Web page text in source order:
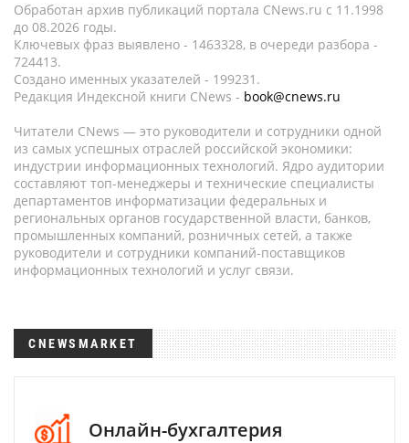
Обработан архив публикаций портала CNews.ru c 11.1998
до 08.2026 годы.
Ключевых фраз выявлено - 1463328, в очереди разбора -
724413.
Создано именных указателей - 199231.
Редакция Индексной книги CNews - book@cnews.ru
Читатели CNews — это руководители и сотрудники одной
из самых успешных отраслей российской экономики:
индустрии информационных технологий. Ядро аудитории
составляют топ-менеджеры и технические специалисты
департаментов информатизации федеральных и
региональных органов государственной власти, банков,
промышленных компаний, розничных сетей, а также
руководители и сотрудники компаний-поставщиков
информационных технологий и услуг связи.
CNEWSMARKET
Онлайн-бухгалтерия